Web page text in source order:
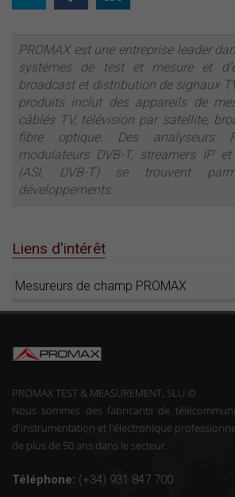
PROMAX est une entreprise leader
systèmes de test et mesure et
broadcast et distribution de signaux
produits inclut des appareils de
câblés TV, télévision par satellite,
fibre optique. Des analyseurs
modulateurs DVB-T, streamers IP
(ASI, DVB-T) se trouvent
développements.
Liens d'intérêt
Mesureurs de champ PROMAX
PROMAX TEST & MEASUREMENT, SLU ©
Nous sommes des fabricants de
d'instrumentation et l'électronique
de plus de 50 ans dans le secteur.
Téléphone: (+34) 931 847 700